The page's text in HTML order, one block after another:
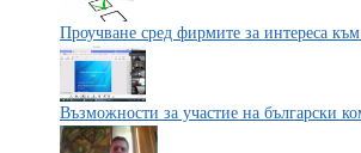
Проучване сред фирмите за интереса
Възможности за участие на български